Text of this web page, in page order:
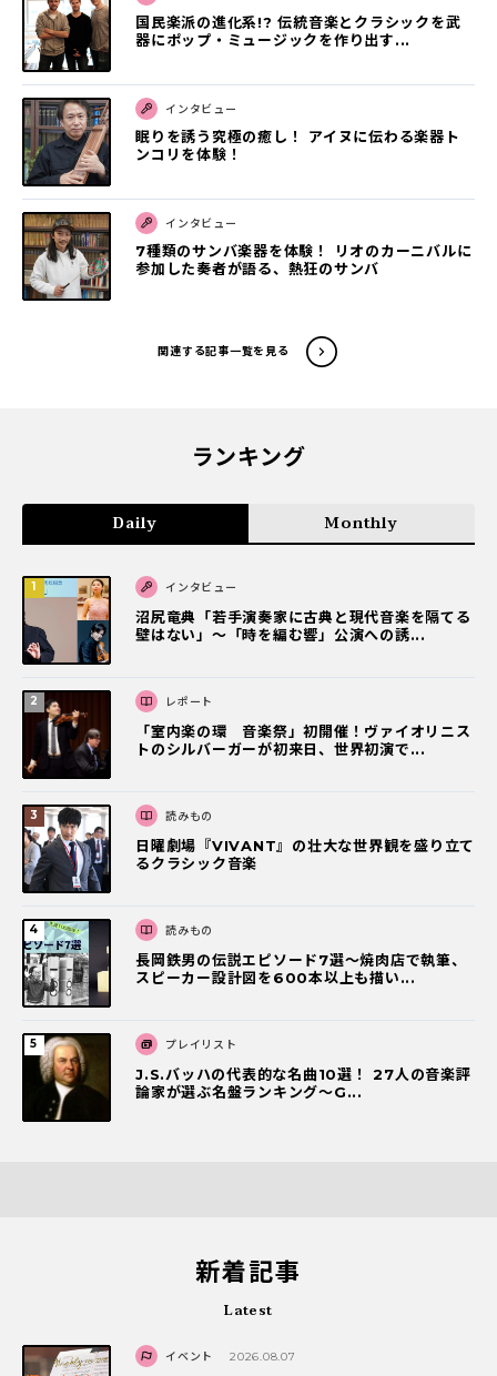
国民楽派の進化系!? 伝統音楽とクラシックを武
器にポップ・ミュージックを作り出す...
インタビュー
眠りを誘う究極の癒し！ アイヌに伝わる楽器ト
ンコリを体験！
インタビュー
7種類のサンバ楽器を体験！ リオのカーニバルに
参加した奏者が語る、熱狂のサンバ
関連する記事一覧を見る
ランキング
Daily Monthly
インタビュー
沼尻竜典「若手演奏家に古典と現代音楽を隔てる
壁はない」～「時を編む響」公演への誘...
レポート
「室内楽の環 音楽祭」初開催！ヴァイオリニス
トのシルバーガーが初来日、世界初演で...
読みもの
日曜劇場『VIVANT』の壮大な世界観を盛り立て
るクラシック音楽
読みもの
長岡鉄男の伝説エピソード7選〜焼肉店で執筆、
スピーカー設計図を600本以上も描い...
プレイリスト
J.S.バッハの代表的な名曲10選！ 27人の音楽評
論家が選ぶ名盤ランキング〜G...
新着記事
Latest
イベント 2026.08.07